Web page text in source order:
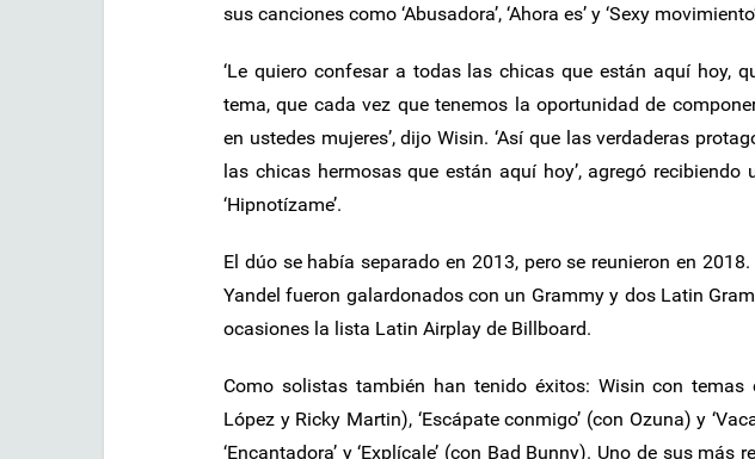
sus canciones como ‘Abusadora’, ‘Ahora es’ y ‘Sexy
‘Le quiero confesar a todas las chicas que están aquí hoy,
tema, que cada vez que tenemos la oportunidad de
en ustedes mujeres’, dijo Wisin. ‘Así que las verdaderas
las chicas hermosas que están aquí hoy’, agregó
‘Hipnotízame’.
El dúo se había separado en 2013, pero se reunieron en
Yandel fueron galardonados con un Grammy y dos Latin
ocasiones la lista Latin Airplay de Billboard.
Como solistas también han tenido éxitos: Wisin con temas
López y Ricky Martin), ‘Escápate conmigo’ (con Ozuna) y
‘Encantadora’ y ‘Explícale’ (con Bad Bunny). Uno de sus